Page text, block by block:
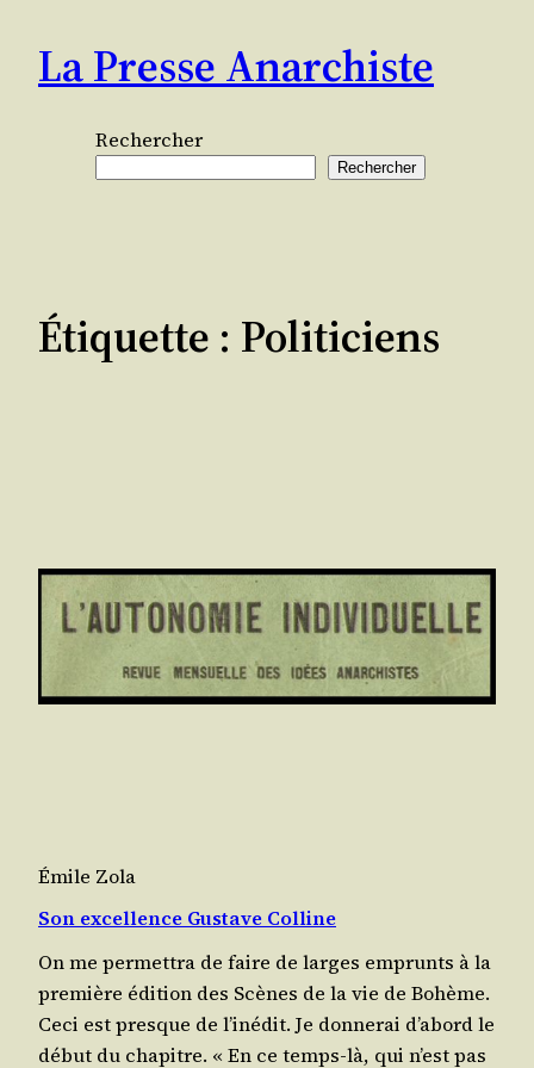
contenu
La Presse Anarchiste
Rechercher
Rechercher
Étiquette : Politiciens
Émile Zola
Son excellence Gustave Colline
On me per­met­tra de faire de larges emprunts à la
pre­mière édi­tion des Scènes de la vie de Bohème.
Ceci est presque de l’inédit. Je don­ne­rai d’a­bord le
début du chapitre. « En ce temps-là, qui n’est pas